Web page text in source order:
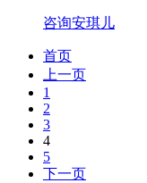
咨询安琪儿
首页
上一页
1
2
3
4
5
下一页